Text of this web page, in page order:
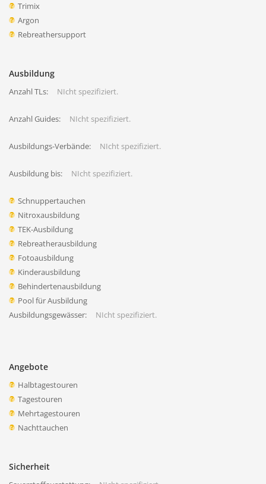
Trimix
Argon
Rebreathersupport
Ausbildung
Anzahl TLs: NIcht spezifiziert.
Anzahl Guides: NIcht spezifiziert.
Ausbildungs-Verbände: NIcht spezifiziert.
Ausbildung bis: NIcht spezifiziert.
Schnuppertauchen
Nitroxausbildung
TEK-Ausbildung
Rebreatherausbildung
Fotoausbildung
Kinderausbildung
Behindertenausbildung
Pool für Ausbildung
Ausbildungsgewässer:
NIcht spezifiziert.
Angebote
Halbtagestouren
Tagestouren
Mehrtagestouren
Nachttauchen
Sicherheit